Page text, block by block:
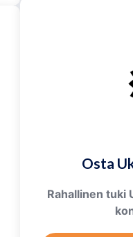
Osta
Rahallinen tuki